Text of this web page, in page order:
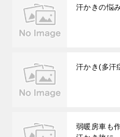
汗かきの悩
汗かき(多汗
弱暖房車も